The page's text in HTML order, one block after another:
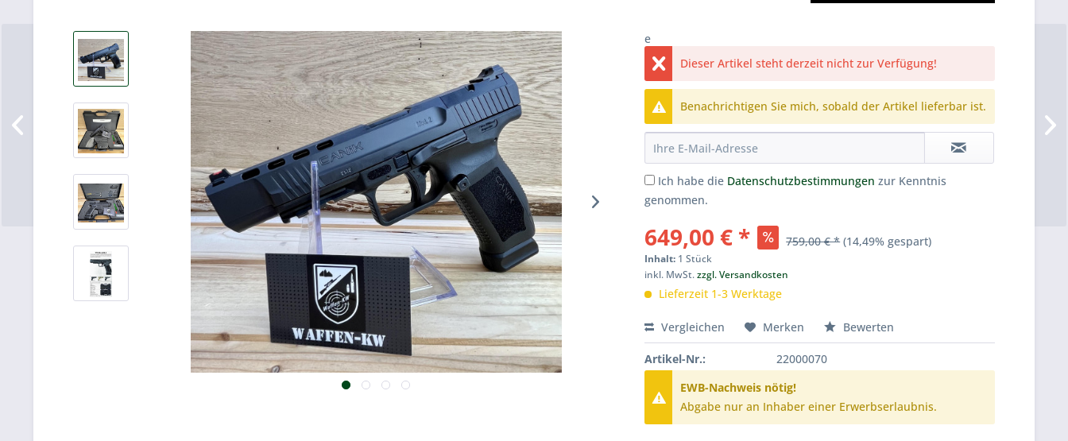
e
Dieser Artikel steht derzeit nicht zur Verfügung!
Benachrichtigen Sie mich, sobald der Artikel lieferbar ist.
Ich habe die Datenschutzbestimmungen zur Kenntnis
genommen.
649,00 € * 759,00 € * (14,49% gespart)
Inhalt: 1 Stück
inkl. MwSt.zzgl. Versandkosten
Lieferzeit 1-3 Werktage
Vergleichen Merken Bewerten
Artikel-Nr.:
22000070
EWB-Nachweis nötig!
Abgabe nur an Inhaber einer Erwerbserlaubnis.